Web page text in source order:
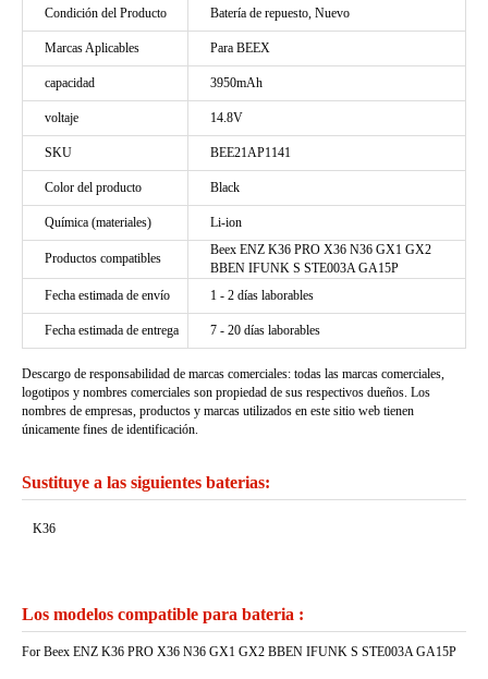
Condición del Producto Batería de repuesto, Nuevo
Marcas Aplicables Para BEEX
capacidad 3950mAh
voltaje 14.8V
SKU BEE21AP1141
Color del producto Black
Química (materiales) Li-ion
Productos compatibles
Beex ENZ K36 PRO X36 N36 GX1 GX2
BBEN IFUNK S STE003A GA15P
Fecha estimada de envío
1 - 2 días laborables
Fecha estimada de entrega 7 - 20 días laborables
Descargo de responsabilidad de marcas comerciales: todas las marcas comerciales,
logotipos y nombres comerciales son propiedad de sus respectivos dueños. Los
nombres de empresas, productos y marcas utilizados en este sitio web tienen
únicamente fines de identificación.
Sustituye a las siguientes baterias:
K36
Los modelos compatible para bateria :
For Beex ENZ K36 PRO X36 N36 GX1 GX2 BBEN IFUNK S STE003A GA15P